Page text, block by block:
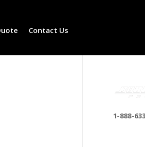
Contact Us
1-888-